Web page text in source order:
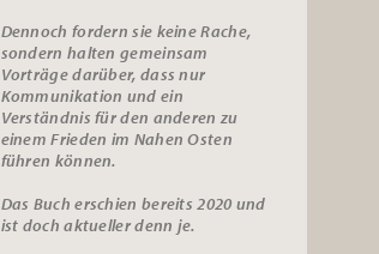
Dennoch fordern sie keine Rache,
sondern halten gemeinsam
Vorträge darüber, dass nur
Kommunikation und ein
Verständnis für den anderen zu
einem Frieden im Nahen Osten
führen können.
Das Buch erschien bereits 2020 und
ist doch aktueller denn je.